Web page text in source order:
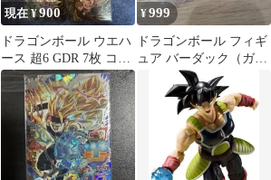
現在 ¥900
ドラゴンボール ウエハ
ース 超6 GDR 7枚 コン
プリート
¥999
ドラゴンボール フィギ
ュア バーダック（ガチ
ャガチャ）